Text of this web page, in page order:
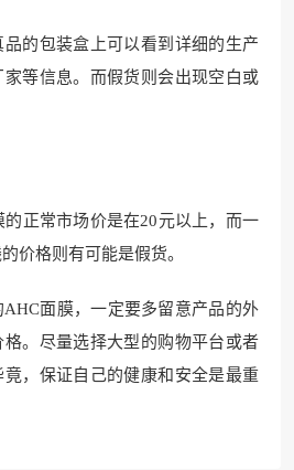
的包装盒上可以看到详细的生产
家等信息。而假货则会出现空白或
正常市场价是在20元以上，而一
价格则有可能是假货。
面膜，一定要多留意产品的外
。尽量选择大型的购物平台或者
，保证自己的健康和安全是最重